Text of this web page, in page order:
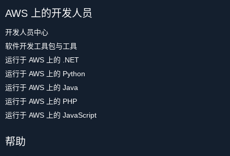
AWS 上的开发人员
开发人员中心
软件开发工具包与工具
运行于 AWS 上的 .NET
运行于 AWS 上的 Python
运行于 AWS 上的 Java
运行于 AWS 上的 PHP
运行于 AWS 上的 JavaScript
帮助